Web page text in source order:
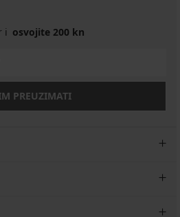
i osvojite 200 kn
PREUZIMATI